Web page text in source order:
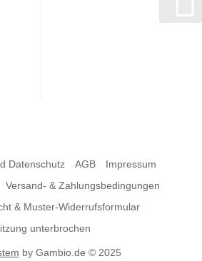
Datenschutz AGB
Impressum
Versand- & Zahlungsbedingungen
& Muster-Widerrufsformular
unterbrochen
by Gambio.de © 2025